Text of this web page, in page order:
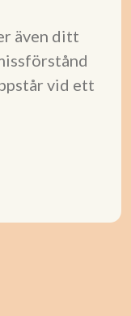
även ditt
vid ett